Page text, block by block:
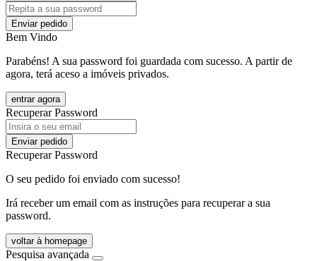
Enviar pedido
Bem Vindo
Parabéns! A sua password foi guardada com sucesso. A partir de
agora, terá aceso a imóveis privados.
entrar agora
Recuperar Password
Enviar pedido
Recuperar Password
O seu pedido foi enviado com sucesso!
Irá receber um email com as instruções para recuperar a sua
password.
voltar à homepage
Pesquisa avançada